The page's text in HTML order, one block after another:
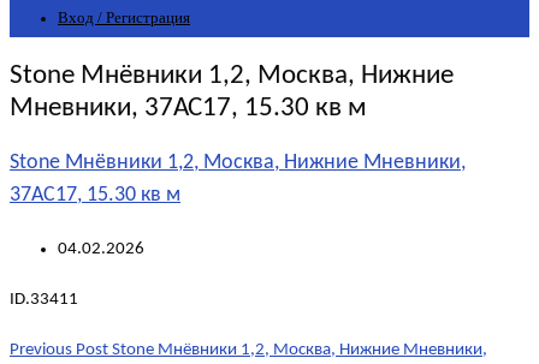
Вход / Регистрация
Stone Мнёвники 1,2, Москва, Нижние
Мневники, 37АС17, 15.30 кв м
Stone Мнёвники 1,2, Москва, Нижние Мневники,
37АС17, 15.30 кв м
04.02.2026
ID.33411
Post
Previous Post Stone Мнёвники 1,2, Москва, Нижние Мневники,